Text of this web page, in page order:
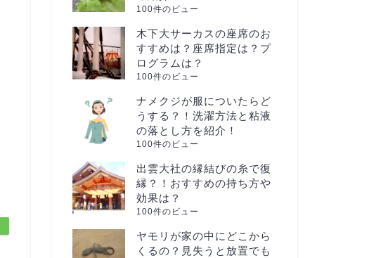
100件のビュー
木下大サーカスの座席のお
すすめは？座席指定は？プ
ログラムは？
100件のビュー
ナメクジが服についたらど
うする？！洗濯方法と粘液
の落とし方を紹介！
100件のビュー
出雲大社の縁結びの糸で復
縁？！おすすめの持ち方や
効果は？
100件のビュー
ヤモリが家の中にどこから
くるの？見失うと放置でも